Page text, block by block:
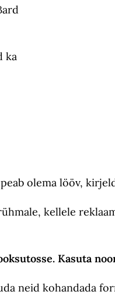
ka
olema lööv,
kellele
Kasuta
neid kohandada